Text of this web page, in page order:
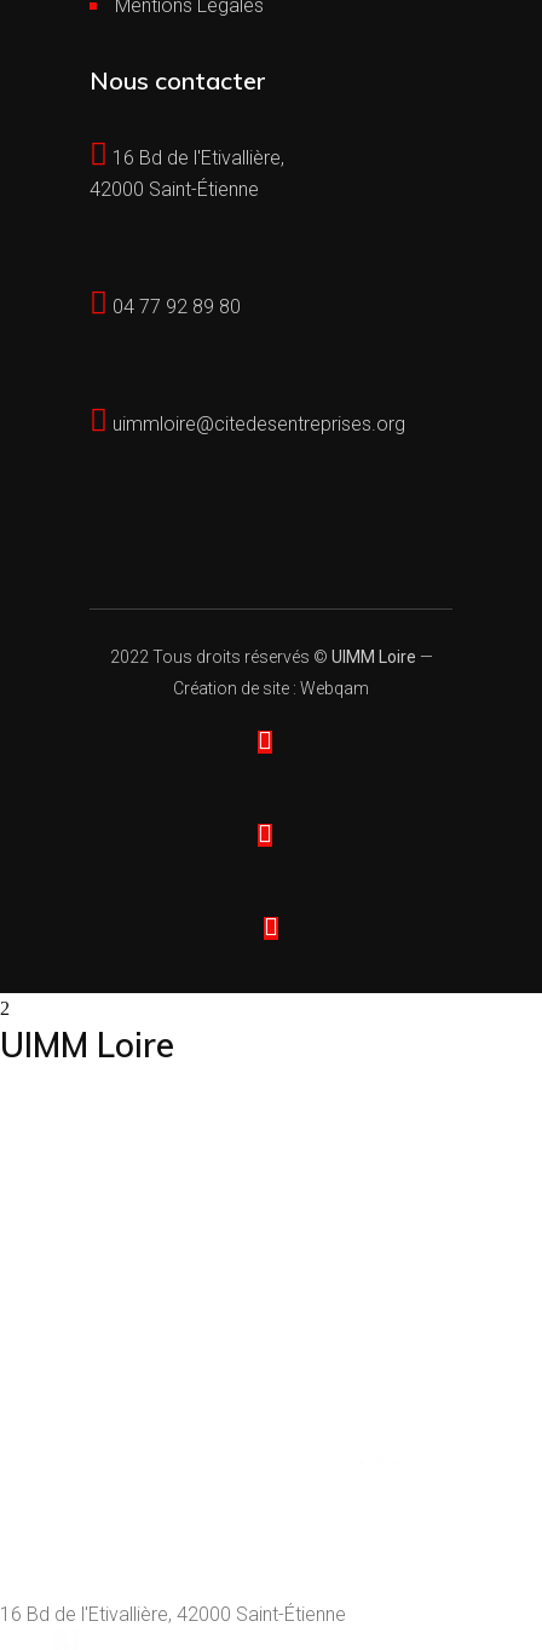
Mentions Légales
Nous contacter
16 Bd de l'Etivallière,
42000 Saint-Étienne
04 77 92 89 80
uimmloire@citedesentreprises.org
2022 Tous droits réservés © UIMM Loire —
Création de site : Webqam
UIMM Loire
16 Bd de l'Etivallière, 42000 Saint-Étienne